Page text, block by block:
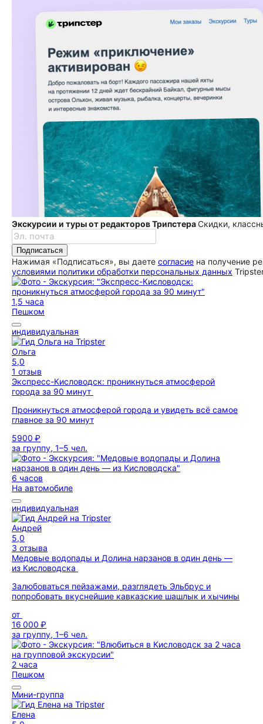
Экскурсии и туры от редакторов ТрипстераСкидки,
Подписаться
Нажимая «Подписаться», вы даете согласие на получение
условиями политики обработки персональных данных
1,5 часа
Пешком
индивидуальная
Ольга
5,0
1 отзыв
Экспресс-Кисловодск: проникнуться атмосферой
города за 90 минут
Проникнуться атмосферой города и увидеть всё самое
главное за 90 минут
5900 ₽
за группу, 1–5 чел.
6 часов
На автомобиле
индивидуальная
Андрей
5,0
3 отзыва
Медовые водопады и Долина нарзанов в один день —
из Кисловодска
Залюбоваться пейзажами, разглядеть Эльбрус и
попробовать вкуснейшие кавказские шашлык и хычины
от
16 000 ₽
за группу, 1–6 чел.
2 часа
Пешком
Мини-группа
Елена